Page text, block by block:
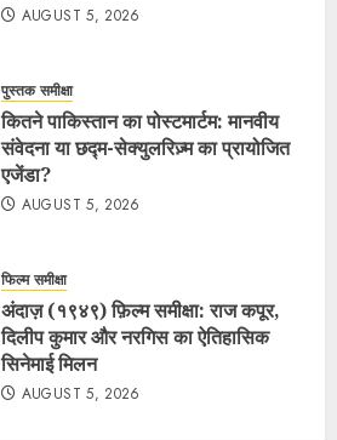
AUGUST 5, 2026
पुस्तक समीक्षा
कितने पाकिस्तान का पोस्टमार्टम: मानवीय
संवेदना या छद्म-सेक्युलरिज़्म का प्रायोजित
एजेंडा?
AUGUST 5, 2026
फिल्म समीक्षा
अंदाज़ (१९४९) फ़िल्म समीक्षा: राज कपूर,
दिलीप कुमार और नरगिस का ऐतिहासिक
सिनेमाई मिलन
AUGUST 5, 2026